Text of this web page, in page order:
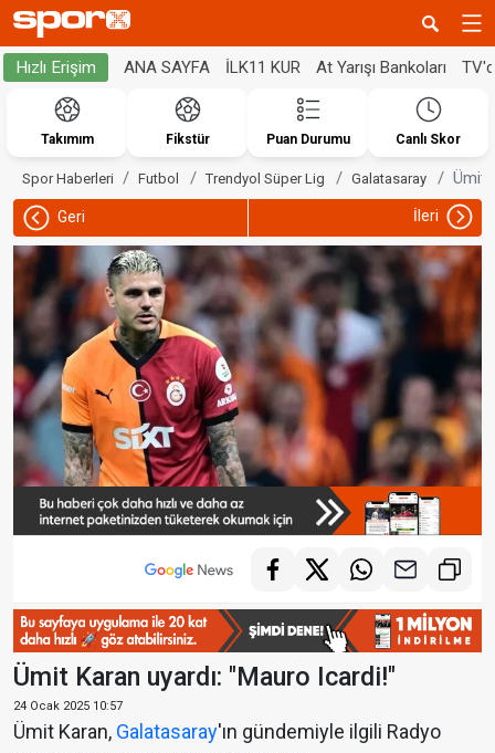
Hızlı Erişim ANA SAYFA İLK11 KUR At Yarışı Bankoları
Takımım Fikstür Puan Durumu Canlı Skor
Spor Haberleri Futbol Trendyol Süper Lig Galatasaray Ümit
Geri İleri
Ümit Karan uyardı: "Mauro Icardi!"
24 Ocak 2025 10:57
Ümit Karan, Galatasaray'ın gündemiyle ilgili Radyo